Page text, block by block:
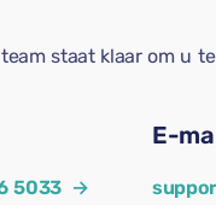
staat klaar om u
5033 →
E-